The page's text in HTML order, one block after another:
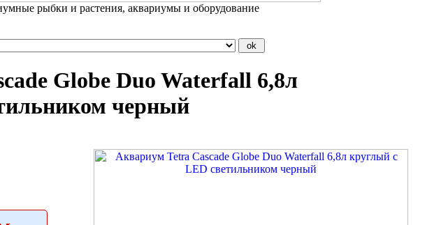
рыбки и растения, аквариумы и оборудование
Globe Duo Waterfall 6,8л
черный